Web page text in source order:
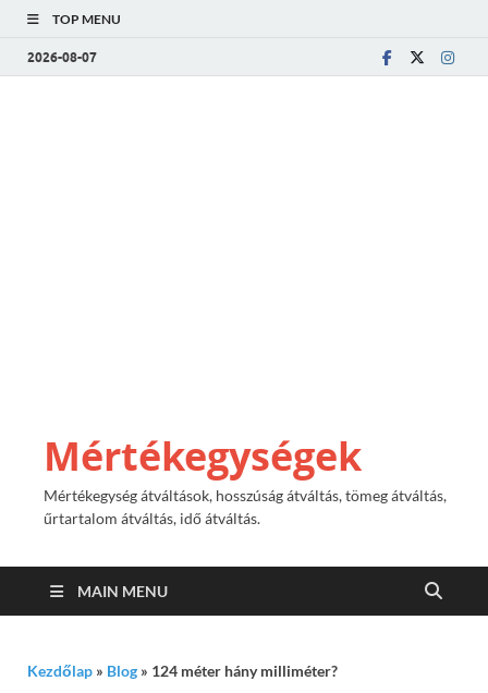
TOP MENU
2026-08-07
Mértékegységek
Mértékegység átváltások, hosszúság átváltás, tömeg átváltás,
űrtartalom átváltás, idő átváltás.
MAIN MENU
Kezdőlap » Blog » 124 méter hány milliméter?